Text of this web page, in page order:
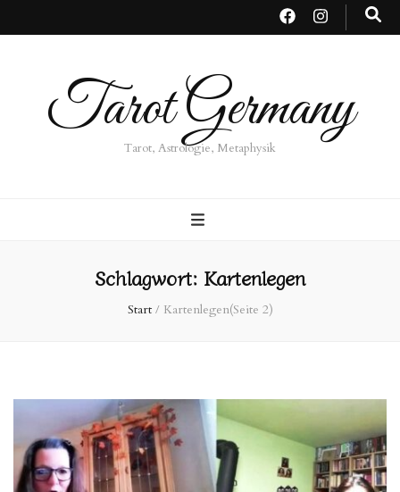
Tarot Germany
Tarot, Astrologie, Metaphysik
Schlagwort: Kartenlegen
Start / Kartenlegen(Seite 2)